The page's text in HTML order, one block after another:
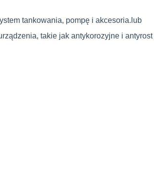
tankowania, pompę i akcesoria.lub
takie jak antykorozyjne i antyrost